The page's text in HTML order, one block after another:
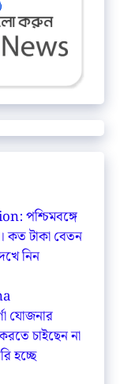
পশ্চিমবঙ্গে
কত টাকা বেতন
নিন
যোজনার
চাইছেন না
হচ্ছে